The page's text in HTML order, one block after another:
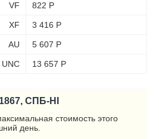
VF 822 Р
XF 3 416 Р
AU 5 607 Р
UNC 13 657 Р
СПБ-HI
стоимость этого
день.